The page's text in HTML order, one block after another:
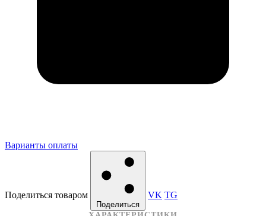
Варианты оплаты
Поделиться товаром
Поделиться
VK TG